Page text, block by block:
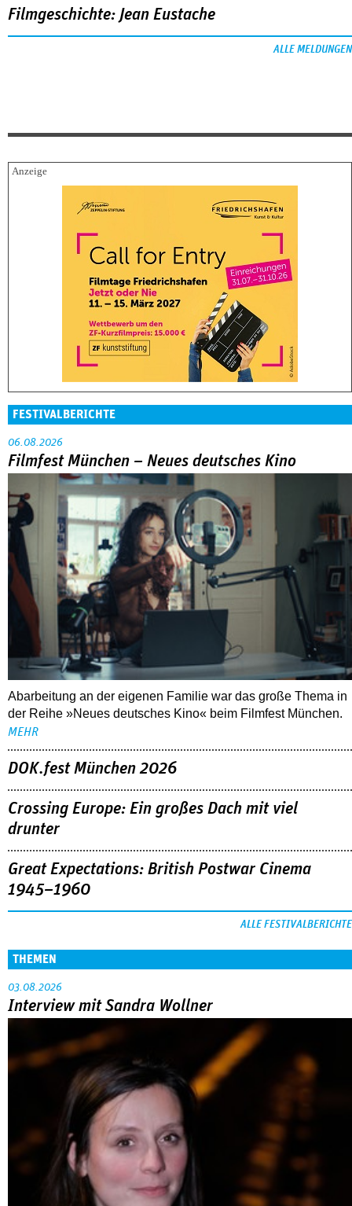
Filmgeschichte: Jean Eustache
ALLE MELDUNGEN
FESTIVALBERICHTE
Filmfest München – Neues deutsches Kino
Abarbeitung an der eigenen Familie war das große Thema in
der Reihe »Neues deutsches Kino« beim Filmfest München.
MEHR
DOK.fest München 2026
Crossing Europe: Ein großes Dach mit viel
drunter
Great Expectations: British Postwar Cinema
1945–1960
ALLE FESTIVALBERICHTE
03.08.2026
Interview mit Sandra Wollner
Sandra Wollners »Everytime« war einer der großen Erfolge
von Cannes: eine eigenwillige, lyrische Reflexion über eine ­
Familie, die aus der Bahn geworfen wird … Die Regisseurin
im Gespräch mit Anke Sterneborg.